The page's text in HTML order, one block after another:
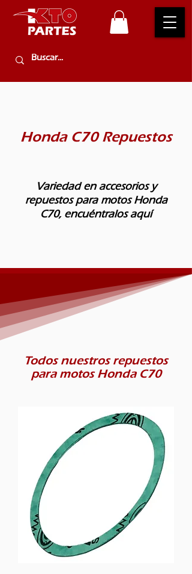
Honda C70 Repuestos
Variedad en accesorios y
repuestos para motos Honda
C70, encuéntralos aquí
Todos nuestros repuestos
para motos Honda C70